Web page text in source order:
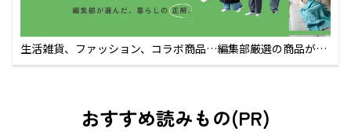
生活雑貨、ファッション、コラボ商品…編集部厳選の商品が買
えるECサイト
おすすめ読みもの(PR)